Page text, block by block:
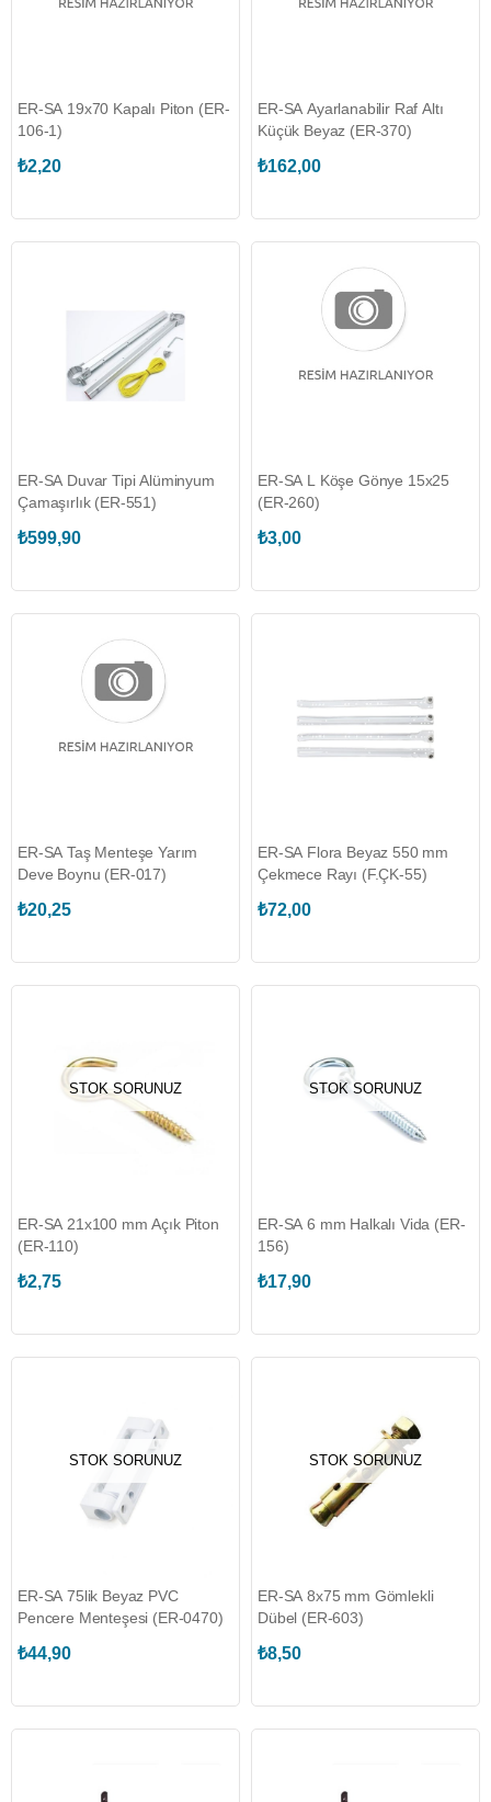
ER-SA 19x70 Kapalı Piton (ER-
106-1)
₺2,20
ER-SA Ayarlanabilir Raf Altı
Küçük Beyaz (ER-370)
₺162,00
ER-SA Duvar Tipi Alüminyum
Çamaşırlık (ER-551)
₺599,90
ER-SA L Köşe Gönye 15x25
(ER-260)
₺3,00
ER-SA Taş Menteşe Yarım
Deve Boynu (ER-017)
₺20,25
ER-SA Flora Beyaz 550 mm
Çekmece Rayı (F.ÇK-55)
₺72,00
STOK SORUNUZ
ER-SA 21x100 mm Açık Piton
(ER-110)
₺2,75
STOK SORUNUZ
ER-SA 6 mm Halkalı Vida (ER-
156)
₺17,90
STOK SORUNUZ
ER-SA 75lik Beyaz PVC
Pencere Menteşesi (ER-0470)
₺44,90
STOK SORUNUZ
ER-SA 8x75 mm Gömlekli
Dübel (ER-603)
₺8,50